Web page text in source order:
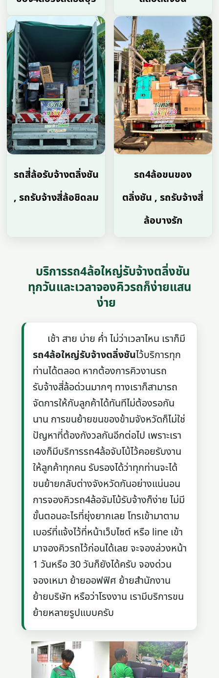
รถสี่ล้อรับจ้างตลิ่งชัน
, รถรับจ้างสี่ล้อชิดลม
รถ4ล้อขนของ
ตลิ่งชัน , รถรับจ้างสี่
ล้อบางรัก
บริการรถ4ล้อใหญ่รับจ้างตลิ่งชัน
ทุกวันและเวลาจองคิวรถก็ง่ายแสน
ง่าย
เช้า สาย บ่าย ค่ำ ไม่ว่าเวลาไหน เราก็มี
รถ4ล้อใหญ่รับจ้างตลิ่งชันไว้บริการทุก
ท่านได้ตลอด หากต้องการคิวงานรถ
รับจ้างสี่ล้อด่วนมากๆ ทางเราก็สามารถ
จัดการให้กับลูกค้าได้ทันทีไม่ต้องรอกัน
นาน การขนย้ายขนของข้ามจังหวัดก็ไม่ใช่
ปัญหาที่ต้องกังวลกันอีกต่อไป เพราะเรา
เองก็มีบริการรถ4ล้อจับโบ้ไว้คอยรับงาน
ให้ลูกค้าทุกคน รับรองได้ว่าทุกท่านจะได้
ขนย้ายกลับต่างจังหวัดกันอย่างแน่นอน
การจองคิวรถ4ล้อจัมโบ้รับจ้างก็ง่าย ไม่มี
ขั้นตอนอะไรที่ยุ่งยากเลย โทรเข้ามาตาม
เบอร์ที่แจ้งไว้ที่หน้าเว็บไซต์ หรือ line เข้า
มาจองคิวรถไว้ก่อนได้เลย จะจองล่วงหน้า
1 วันหรือ 30 วันก็ยังได้ครับ จองด่วน
จองเหมา ย้ายออฟฟิศ ย้ายสำนักงาน
ย้ายบริษัท หรือว่าโรงงาน เรามีบริการขน
ย้ายหลายรูปแบบครับ